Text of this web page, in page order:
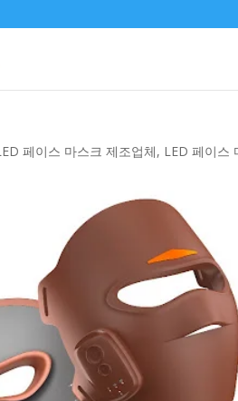
페이스 마스크 제조업체, LED 페이스